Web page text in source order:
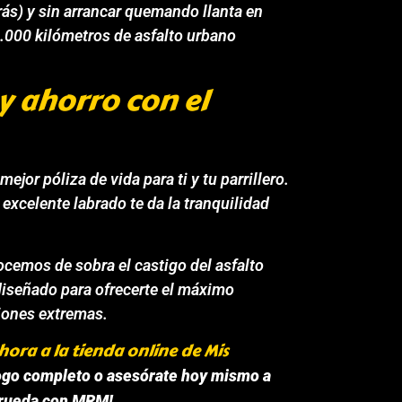
y sin arrancar quemando llanta en
kilómetros de asfalto urbano
ahorro con el
póliza de vida para ti y tu parrillero.
labrado te da la tranquilidad
de sobra el castigo del asfalto
para ofrecerte el máximo
extremas.
a la tienda online de Mis
completo o asesórate hoy mismo a